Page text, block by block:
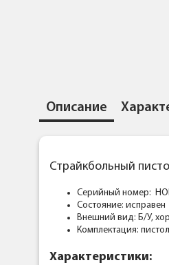
Описание
Страйкбольный
Серийный номер:
Состояние: исправен
Внешний вид: Б/У,
Комплектация:
Характеристики: